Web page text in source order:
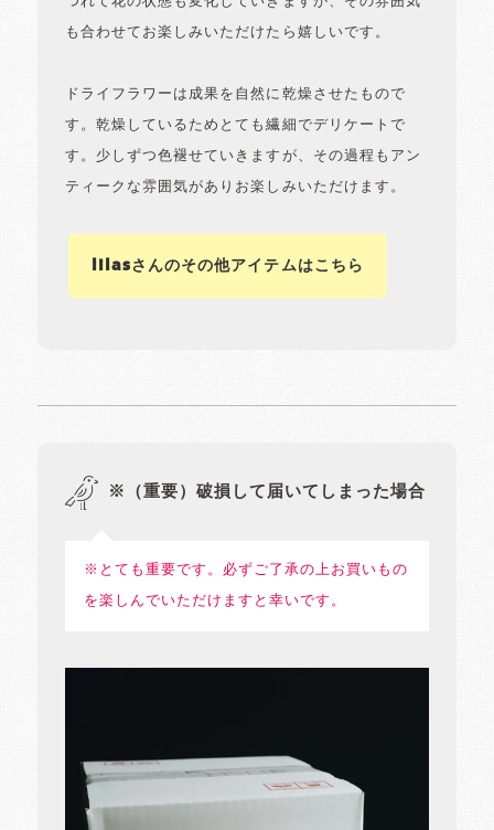
も合わせてお楽しみいただけたら嬉しいです。
ドライフラワーは成果を自然に乾燥させたもので
す。乾燥しているためとても繊細でデリケートで
す。少しずつ色褪せていきますが、その過程もアン
ティークな雰囲気がありお楽しみいただけます。
lilasさんのその他アイテムはこちら
※（重要）破損して届いてしまった場合
※とても重要です。必ずご了承の上お買いもの
を楽しんでいただけますと幸いです。